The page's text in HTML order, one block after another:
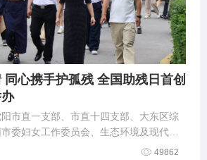
心携手护孤残 全国助残日首创
市直一支部、市直十四支部、大东区综
委妇女工作委员会、生态环境及现代服
社会福利院，成功开展爱心公益行动。
49862